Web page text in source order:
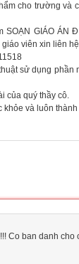
cho trường và
SOẠN GIÁO ÁN
giáo viên xin liên
sử dụng phần
quý thầy cô.
và luôn thành
Co ban danh